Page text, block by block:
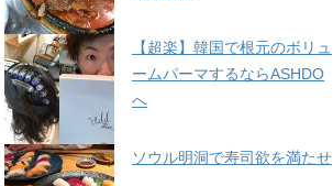
【超楽】韓国で根元のボリュ
ームパーマするならASHDO
へ
ソウル明洞で寿司欲を満たせ